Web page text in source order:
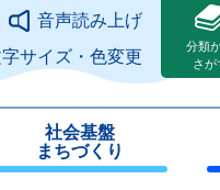
文へ音声読み上げ
サイズ・色変更
分類
さが
社会基盤
まちづくり